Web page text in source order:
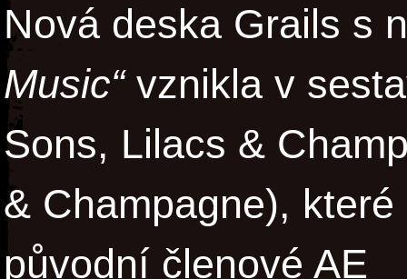
Nová deska Grails s
Music“vznikla v
Sons, Lilacs &
& Champagne),
původní členové AE